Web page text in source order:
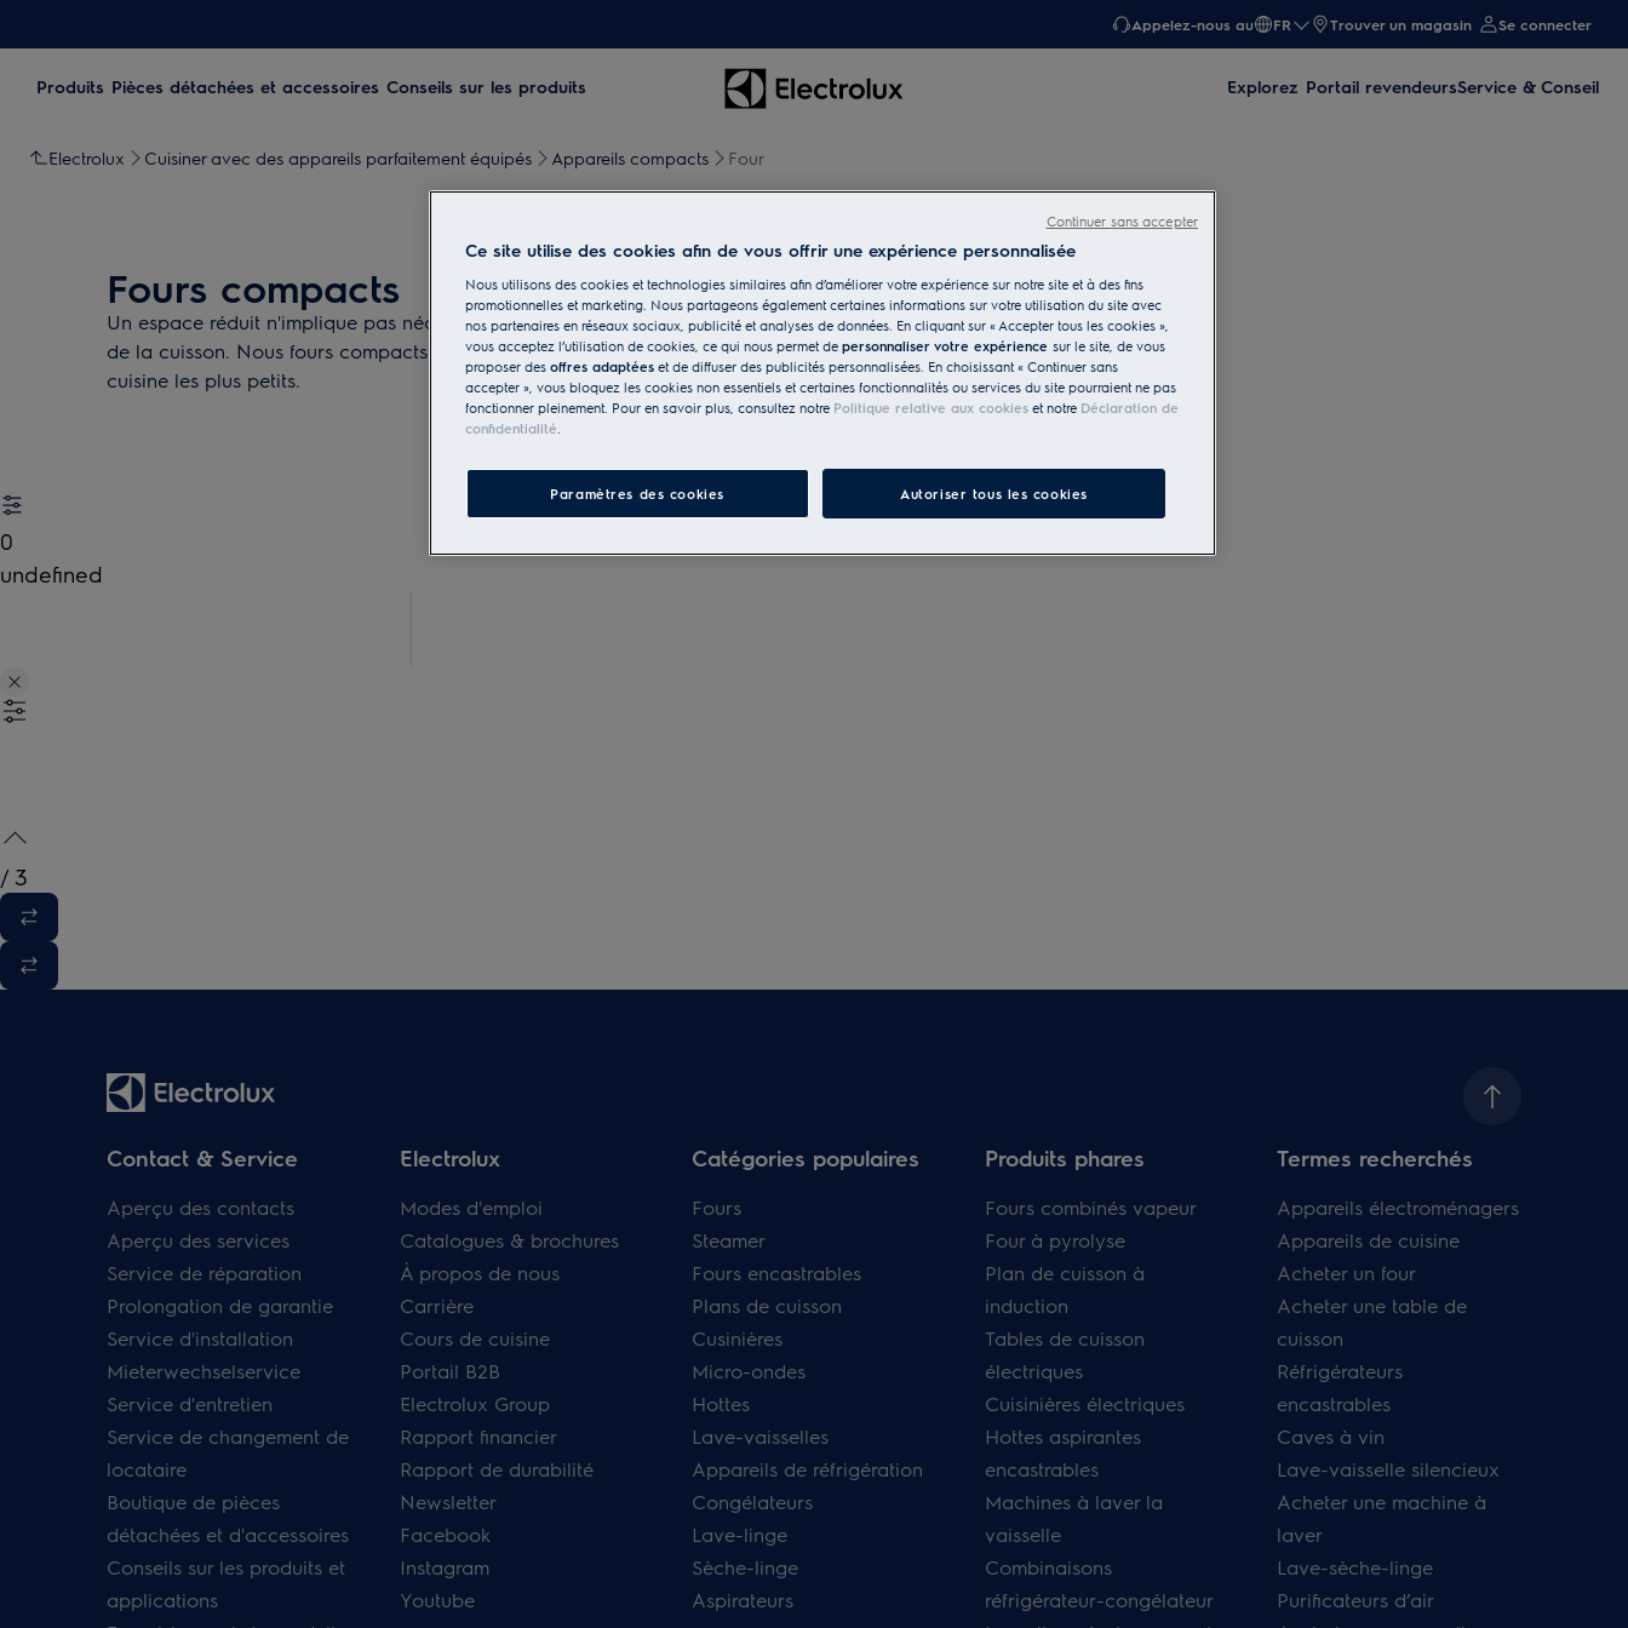
Appelez-nous au FR Trouver un magasin Se connecter
Produits Pièces détachées et accessoires Conseils sur les produits Explorez Portail revendeursService & Conseil
Electrolux Cuisiner avec des appareils parfaitement équipés Appareils compacts Four
Fours compacts
Un espace réduit n'implique pas nécessairement de transiger sur la qualité
de la cuisson. Nous fours compacts sont encastrables même dans les coins
cuisine les plus petits.
0
undefined
/ 3
Contact & Service
Aperçu des contacts
Aperçu des services
Service de réparation
Prolongation de garantie
Service d'installation
Mieterwechselservice
Service d'entretien
Service de changement de
locataire
Boutique de pièces
détachées et d'accessoires
Conseils sur les produits et
applications
Electrolux
Modes d'emploi
Catalogues & brochures
À propos de nous
Carrière
Cours de cuisine
Portail B2B
Electrolux Group
Rapport financier
Rapport de durabilité
Newsletter
Facebook
Instagram
Youtube
Catégories populaires
Fours
Steamer
Fours encastrables
Plans de cuisson
Cusinières
Micro-ondes
Hottes
Lave-vaisselles
Appareils de réfrigération
Congélateurs
Lave-linge
Sèche-linge
Aspirateurs
Produits phares
Fours combinés vapeur
Four à pyrolyse
Plan de cuisson à
induction
Tables de cuisson
électriques
Cuisinières électriques
Hottes aspirantes
encastrables
Machines à laver la
vaisselle
Combinaisons
réfrigérateur-congélateur
Termes recherchés
Appareils électroménagers
Appareils de cuisine
Acheter un four
Acheter une table de
cuisson
Réfrigérateurs
encastrables
Caves à vin
Lave-vaisselle silencieux
Acheter une machine à
laver
Lave-sèche-linge
Purificateurs d’air
Ce site utilise des cookies afin de vous offrir une expérience personnalisée
Nous utilisons des cookies et technologies similaires afin d’améliorer votre expérience sur notre site et à des fins
promotionnelles et marketing. Nous partageons également certaines informations sur votre utilisation du site avec
nos partenaires en réseaux sociaux, publicité et analyses de données. En cliquant sur « Accepter tous les cookies »,
vous acceptez l’utilisation de cookies, ce qui nous permet de personnaliser votre expérience sur le site, de vous
proposer des offres adaptées et de diffuser des publicités personnalisées. En choisissant « Continuer sans
accepter », vous bloquez les cookies non essentiels et certaines fonctionnalités ou services du site pourraient ne pas
fonctionner pleinement. Pour en savoir plus, consultez notre Politique relative aux cookies et notre Déclaration de
confidentialité.
Paramètres des cookies Autoriser tous les cookies
Continuer sans accepter